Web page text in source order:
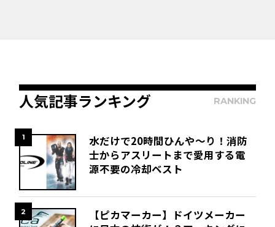
人気記事ランキング RANKING
1
水だけで20時間ひんや～り！消防
士からアスリートまで愛用する電
源不要の冷却ベスト
2
【ピカマーカー】ドイツメーカー